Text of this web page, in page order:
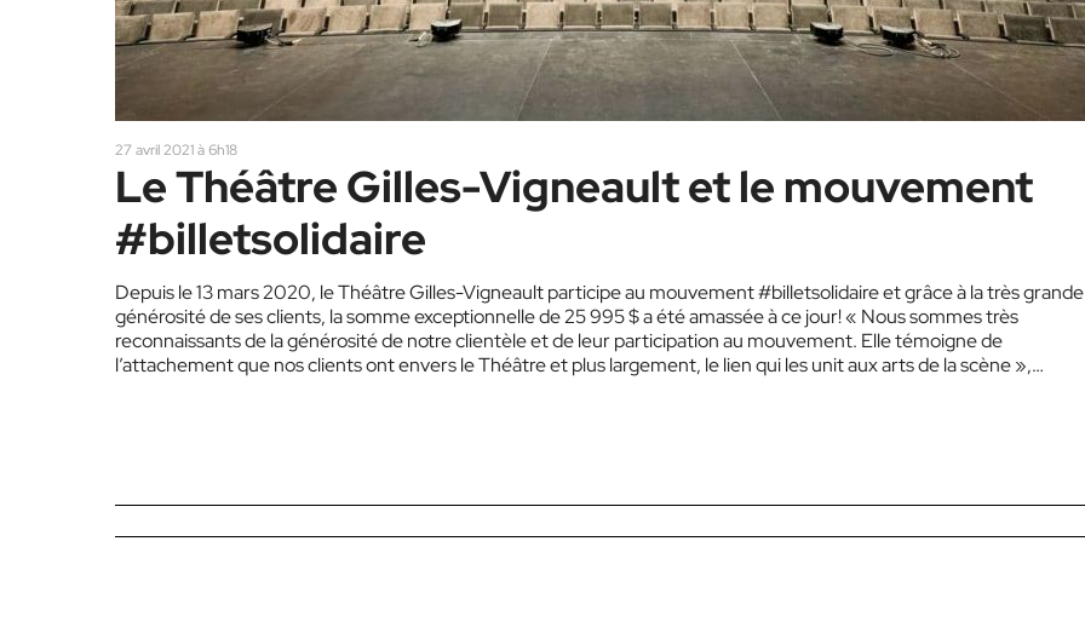
27 avril 2021 à 6h18
Le Théâtre Gilles-Vigneault et le mouvement
#billetsolidaire
Depuis le 13 mars 2020, le Théâtre Gilles-Vigneault participe au mouvement #billetsolidaire et grâce à la très grande
générosité de ses clients, la somme exceptionnelle de 25 995 $ a été amassée à ce jour! « Nous sommes très
reconnaissants de la générosité de notre clientèle et de leur participation au mouvement. Elle témoigne de
l’attachement que nos clients ont envers le Théâtre et plus largement, le lien qui les unit aux arts de la scène »,…